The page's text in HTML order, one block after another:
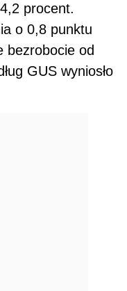
procent.
o 0,8 punktu
bezrobocie od
GUS wyniosło